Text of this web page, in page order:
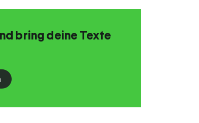
bring deine Texte